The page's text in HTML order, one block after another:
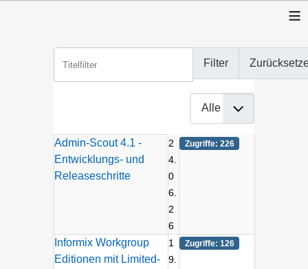
≡
Filter
Beiträge
TitelErstellungsdatum Zugriffe
Admin-Scout 4.1 -
Entwicklungs- und
Releaseschritte
2
4.
0
6.
2
6
Zugriffe: 226
Informix Workgroup
Editionen mit Limited-
1
9.
Zugriffe: 126